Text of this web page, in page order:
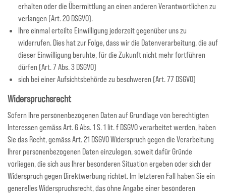
erhalten oder die Übermittlung an einen anderen Verantwortlichen zu
verlangen (Art. 20 DSGVO).
Ihre einmal erteilte Einwilligung jederzeit gegenüber uns zu
widerrufen. Dies hat zur Folge, dass wir die Datenverarbeitung, die auf
dieser Einwilligung beruhte, für die Zukunft nicht mehr fortführen
dürfen (Art. 7 Abs. 3 DSGVO)
sich bei einer Aufsichtsbehörde zu beschweren (Art. 77 DSGVO)
Widerspruchsrecht
Sofern Ihre personenbezogenen Daten auf Grundlage von berechtigten
Interessen gemäss Art. 6 Abs. 1 S. 1 lit. f DSGVO verarbeitet werden, haben
Sie das Recht, gemäss Art. 21 DSGVO Widerspruch gegen die Verarbeitung
Ihrer personenbezogenen Daten einzulegen, soweit dafür Gründe
vorliegen, die sich aus Ihrer besonderen Situation ergeben oder sich der
Widerspruch gegen Direktwerbung richtet. Im letzteren Fall haben Sie ein
generelles Widerspruchsrecht, das ohne Angabe einer besonderen